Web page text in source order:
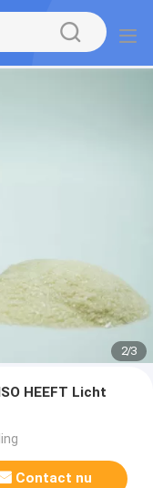
2/3
HEEFT Licht
Contact nu